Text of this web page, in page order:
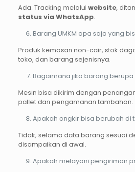
Ada. Tracking melalui website,
status via WhatsApp.
Barang UMKM apa saja yang
Produk kemasan non-cair, stok
toko, dan barang sejenisnya.
Bagaimana jika barang berupa
Mesin bisa dikirim dengan
pallet dan pengamanan tambahan.
Apakah ongkir bisa berubah di
Tidak, selama data barang sesuai
disampaikan di awal.
Apakah melayani pengiriman